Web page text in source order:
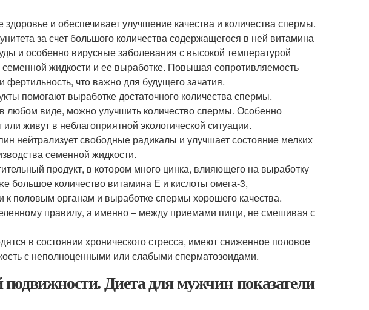
и обеспечивает улучшение качества и количества спермы.
за счет большого количества содержащегося в ней витамина
и особенно вирусные заболевания с высокой температурой
семенной жидкости и ее выработке. Повышая сопротивляемость
что важно для будущего зачатия.
помогают выработке достаточного количества спермы.
любом виде, можно улучшить количество спермы. Особенно
живут в неблагоприятной экологической ситуации.
нейтрализует свободные радикалы и улучшает состояние мелких
семенной жидкости.
продукт, в котором много цинка, влияющего на выработку
большое количество витамина Е и кислоты омега-3,
к половым органам и выработке спермы хорошего качества.
правилу, а именно – между приемами пищи, не смешивая с
в состоянии хронического стресса, имеют сниженное половое
с неполноценными или слабыми сперматозоидами.
Диета для мужчин показатели